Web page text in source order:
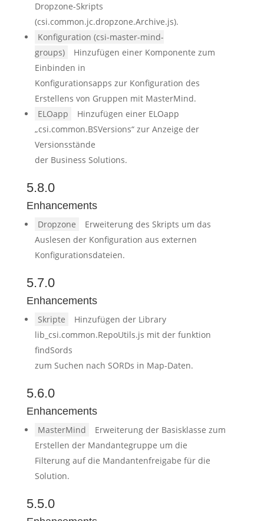
Dropzone-Skripts
(csi.common.jc.dropzone.Archive.js).
Konfiguration (csi-master-mind-
groups)
Hinzufügen einer Komponente zum
Einbinden in
Konfigurationsapps zur Konfiguration des
Erstellens von Gruppen mit MasterMind.
ELOapp
Hinzufügen einer ELOapp
„csi.common.BSVersions“ zur Anzeige der
Versionsstände
der Business Solutions.
5.8.0
Enhancements
Dropzone
Erweiterung des Skripts um das
Auslesen der Konfiguration aus externen
Konfigurationsdateien.
5.7.0
Enhancements
Skripte
Hinzufügen der Library
lib_csi.common.RepoUtils.js mit der funktion
findSords
zum Suchen nach SORDs in Map-Daten.
5.6.0
Enhancements
MasterMind
Erweiterung der Basisklasse zum
Erstellen der Mandantegruppe um die
Filterung auf die Mandantenfreigabe für die
Solution.
5.5.0